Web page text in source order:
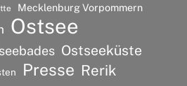
Mecklenburg Vorpommern
Ostsee
Ostseeküste
Presse Rerik